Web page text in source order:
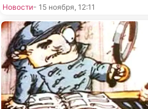
Новости- 15 ноября, 12:11